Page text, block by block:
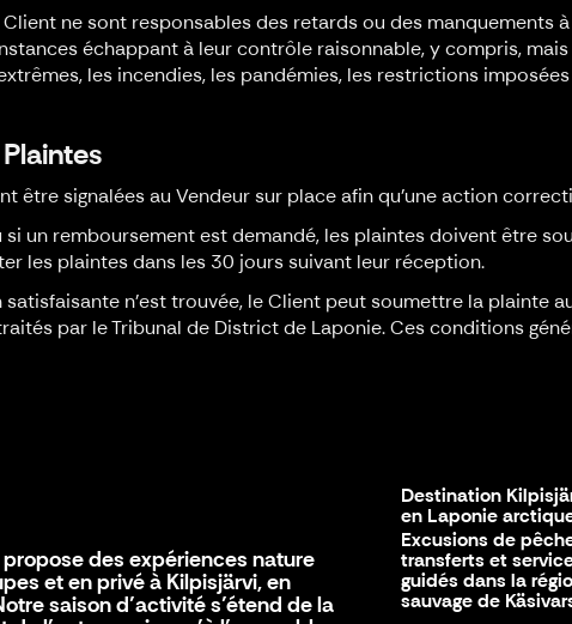
Client ne sont responsables des retards ou des
échappant à leur contrôle raisonnable, y compris,
les incendies, les pandémies, les restrictions
être signalées au Vendeur sur place afin qu'une action
si un remboursement est demandé, les plaintes doivent être
les plaintes dans les 30 jours suivant leur réception.
satisfaisante n'est trouvée, le Client peut soumettre la plainte
par le Tribunal de District de Laponie. Ces conditions
des expériences nature
et en privé à Kilpisjärvi, en
saison d’activité s’étend de la
Destination
en Laponie
Excusions de
transferts et
guidés dans la
sauvage de